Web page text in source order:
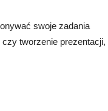
swoje zadania
tworzenie prezentacji,